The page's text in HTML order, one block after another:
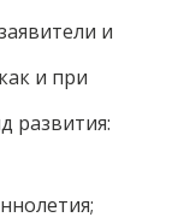
и
и при
развития: